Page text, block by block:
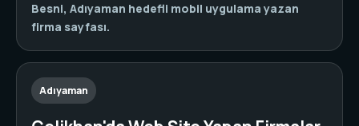
Besni, Adıyaman hedefli mobil uygulama yazan
firma sayfası.
Adıyaman